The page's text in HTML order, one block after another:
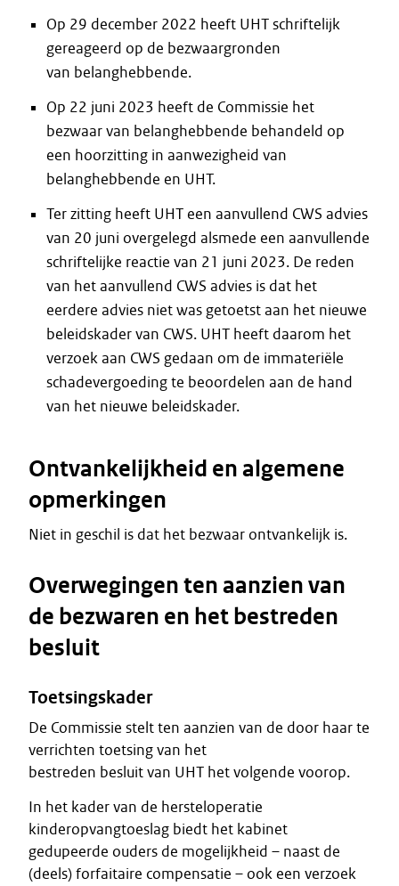
Op 29 december 2022 heeft UHT schriftelijk
gereageerd op de bezwaargronden
van belanghebbende.
Op 22 juni 2023 heeft de Commissie het
bezwaar van belanghebbende behandeld op
een hoorzitting in aanwezigheid van
belanghebbende en UHT.
Ter zitting heeft UHT een aanvullend CWS advies
van 20 juni overgelegd alsmede een aanvullende
schriftelijke reactie van 21 juni 2023. De reden
van het aanvullend CWS advies is dat het
eerdere advies niet was getoetst aan het nieuwe
beleidskader van CWS. UHT heeft daarom het
verzoek aan CWS gedaan om de immateriële
schadevergoeding te beoordelen aan de hand
van het nieuwe beleidskader.
Ontvankelijkheid en algemene
opmerkingen
Niet in geschil is dat het bezwaar ontvankelijk is.
Overwegingen ten aanzien van
de bezwaren en het bestreden
besluit
Toetsingskader
De Commissie stelt ten aanzien van de door haar te
verrichten toetsing van het
bestreden besluit van UHT het volgende voorop.
In het kader van de hersteloperatie
kinderopvangtoeslag biedt het kabinet
gedupeerde ouders de mogelijkheid – naast de
(deels) forfaitaire compensatie – ook een verzoek